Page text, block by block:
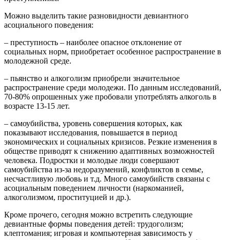
Можно выделить такие разновидности девиантного
асоциального поведения:
– преступность – наиболее опасное отклонение от
социальных норм, приобретает особенное распространение в
молодежной среде.
– пьянство и алкоголизм приобрели значительное
распространение среди молодежи. По данным исследований,
70-80% опрошенных уже пробовали употреблять алкоголь в
возрасте 13-15 лет.
– самоубийства, уровень совершения которых, как
показывают исследования, повышается в период
экономических и социальных кризисов. Резкие изменения в
обществе приводят к снижению адаптивных возможностей
человека. Подростки и молодые люди совершают
самоубийства из-за недоразумений, конфликтов в семье,
несчастливую любовь и т.д. Много самоубийств связаны с
асоциальным поведением личности (наркоманией,
алкоголизмом, проституцией и др.).
Кроме прочего, сегодня можно встретить следующие
девиантные формы поведения детей: трудоголизм;
клептомания; игровая и компьютерная зависимость у